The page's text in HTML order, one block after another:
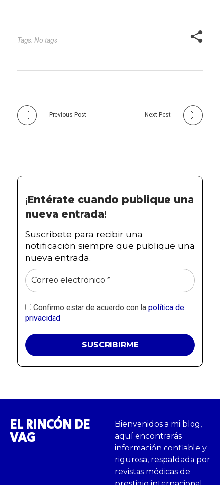
embargo, a veces…
Tags: No tags
Previous Post Next Post
¡Entérate cuando publique una
nueva entrada!
Suscríbete para recibir una
notificación siempre que publique una
nueva entrada.
Confirmo estar de acuerdo con la política de
privacidad
EL RINCÓN DE
VAG
Bienvenidos a mi blog,
aquí encontrarás
información confiable y
rigurosa, respaldada por
revistas médicas de